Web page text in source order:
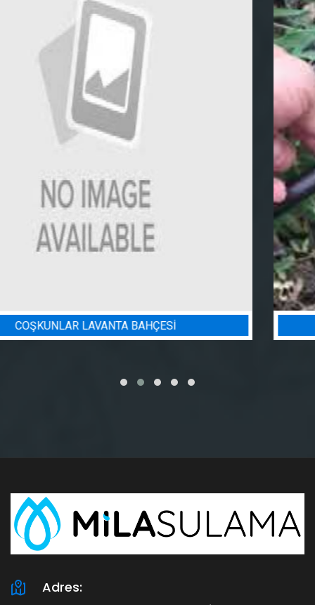
BADEM BAHÇESI SULAMA PROJESI
Adres: